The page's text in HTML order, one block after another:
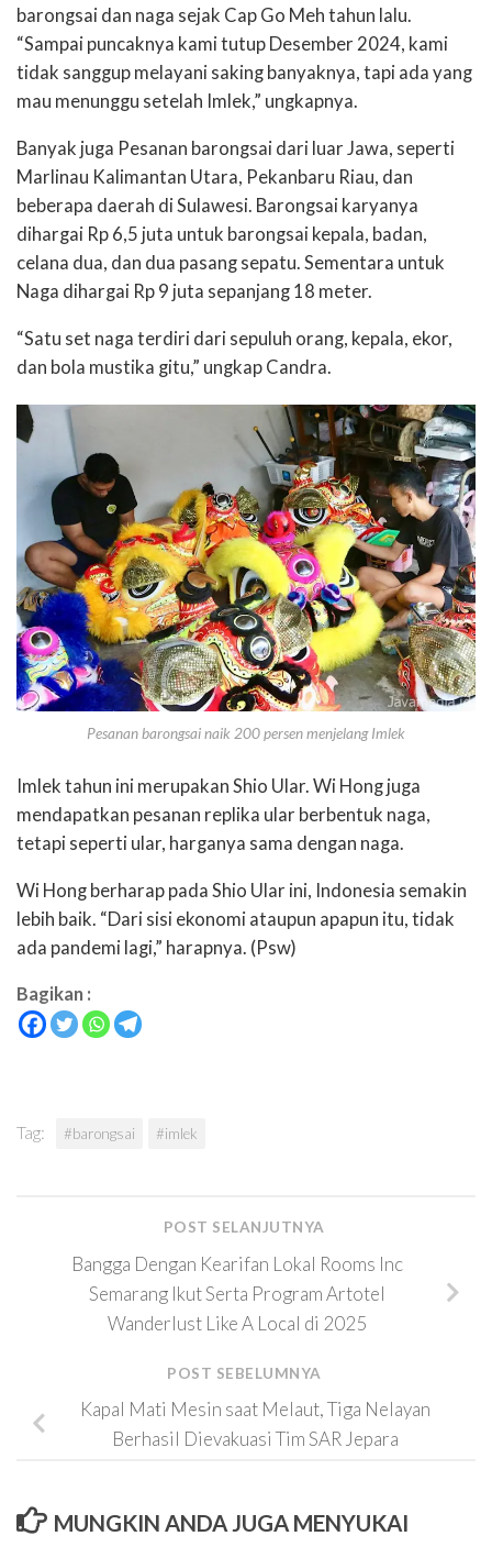
barongsai dan naga sejak Cap Go Meh tahun lalu.
“Sampai puncaknya kami tutup Desember 2024, kami
tidak sanggup melayani saking banyaknya, tapi ada yang
mau menunggu setelah Imlek,” ungkapnya.
Banyak juga Pesanan barongsai dari luar Jawa, seperti
Marlinau Kalimantan Utara, Pekanbaru Riau, dan
beberapa daerah di Sulawesi. Barongsai karyanya
dihargai Rp 6,5 juta untuk barongsai kepala, badan,
celana dua, dan dua pasang sepatu. Sementara untuk
Naga dihargai Rp 9 juta sepanjang 18 meter.
“Satu set naga terdiri dari sepuluh orang, kepala, ekor,
dan bola mustika gitu,” ungkap Candra.
Pesanan barongsai naik 200 persen menjelang Imlek
Imlek tahun ini merupakan Shio Ular. Wi Hong juga
mendapatkan pesanan replika ular berbentuk naga,
tetapi seperti ular, harganya sama dengan naga.
Wi Hong berharap pada Shio Ular ini, Indonesia semakin
lebih baik. “Dari sisi ekonomi ataupun apapun itu, tidak
ada pandemi lagi,” harapnya. (Psw)
Bagikan :
Tag: #barongsai #imlek
POST SELANJUTNYA
Bangga Dengan Kearifan Lokal Rooms Inc
Semarang Ikut Serta Program Artotel
Wanderlust Like A Local di 2025
POST SEBELUMNYA
Kapal Mati Mesin saat Melaut, Tiga Nelayan
Berhasil Dievakuasi Tim SAR Jepara
MUNGKIN ANDA JUGA MENYUKAI